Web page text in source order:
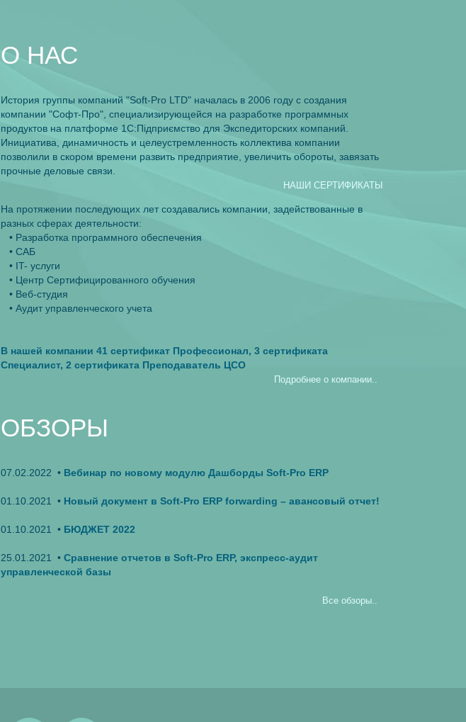
O НАС
История группы компаний "Soft-Pro LTD" началась в 2006 году с создания
компании "Софт-Про", специализирующейся на разработке программных
продуктов на платформе 1С:Пiдприємство для Экспедиторских компаний.
Инициатива, динамичность и целеустремленность коллектива компании
позволили в скором времени развить предприятие, увеличить обороты, завязать
прочные деловые связи.
НАШИ СЕРТИФИКАТЫ
На протяжении последующих лет создавались компании, задействованные в
разных сферах деятельности:
• Разработка программного обеспечения
• САБ
• IT- услуги
• Центр Сертифицированного обучения
• Веб-студия
• Аудит управленческого учета
В нашей компании 41 сертификат Профессионал, 3 сертификата
Специалист, 2 сертификата Преподаватель ЦСО
Подробнее о компании..
ОБЗОРЫ
07.02.2022 • Вебинар по новому модулю Дашборды Soft-Pro ERP
01.10.2021 • Новый документ в Soft-Pro ERP forwarding – авансовый отчет!
01.10.2021 • БЮДЖЕТ 2022
25.01.2021 • Сравнение отчетов в Soft-Pro ERP, экспресс-аудит
управленческой базы
Все обзоры..